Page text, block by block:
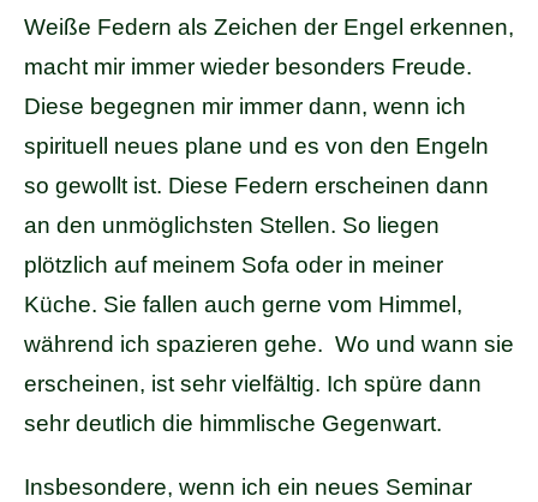
Weiße Federn als Zeichen der Engel erkennen,
macht mir immer wieder besonders Freude.
Diese begegnen mir immer dann, wenn ich
spirituell neues plane und es von den Engeln
so gewollt ist. Diese Federn erscheinen dann
an den unmöglichsten Stellen. So liegen
plötzlich auf meinem Sofa oder in meiner
Küche. Sie fallen auch gerne vom Himmel,
während ich spazieren gehe. Wo und wann sie
erscheinen, ist sehr vielfältig. Ich spüre dann
sehr deutlich die himmlische Gegenwart.
Insbesondere, wenn ich ein neues Seminar